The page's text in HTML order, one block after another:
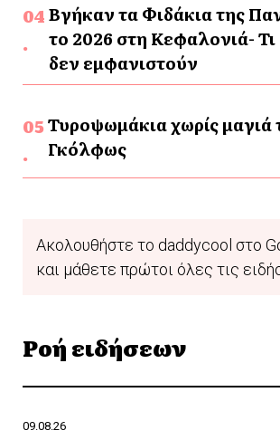
Βγήκαν τα Φιδάκια της
το 2026 στη Κεφαλονιά- Τι
δεν εμφανιστούν
Τυροψωμάκια χωρίς μαγιά
Γκόλφως
Ακολουθήστε το daddycool στο
και μάθετε πρώτοι όλες τις
Ροή ειδήσεων
09.08.26